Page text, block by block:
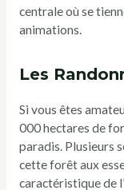
centrale où se
animations.
Les
Si vous êtes
000 hectares de
paradis. Plusieurs
cette forêt aux
caractéristique de